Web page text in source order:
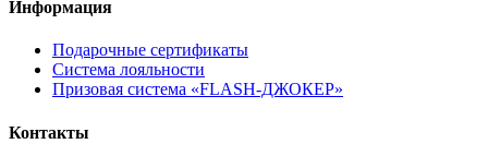
Информация
Подарочные сертификаты
Система лояльности
Призовая система «FLASH-ДЖОКЕР»
Контакты